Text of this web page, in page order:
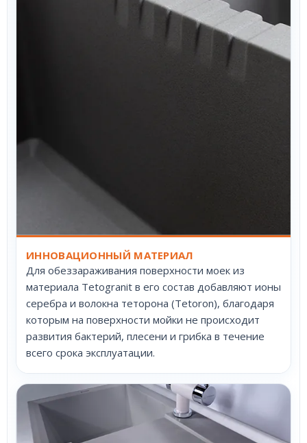
ИННОВАЦИОННЫЙ МАТЕРИАЛ
Для обеззараживания поверхности моек из
материала Tetogranit в его состав добавляют ионы
серебра и волокна теторона (Tetoron), благодаря
которым на поверхности мойки не происходит
развития бактерий, плесени и грибка в течение
всего срока эксплуатации.